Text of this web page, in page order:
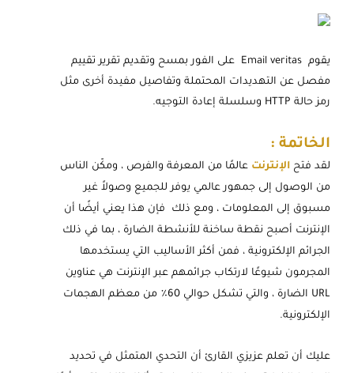
يقوم Email veritas على الفور بمسح وتقديم تقرير تقييم
مفصل عن التهديدات المحتملة وتفاصيل مفيدة أخرى مثل
رمز حالة HTTP وسلسلة إعادة التوجيه.
الخاتمة :
لقد فتح الإنترنت عالمًا من المعرفة والفرص ، ومكّن الناس
من الوصول إلى جمهور عالمي يوفر للجميع وصولاً غير
مسبوق إلى المعلومات ، ومع ذلك فإن هذا يعني أيضًا أن
الإنترنت أصبح نقطة ساخنة للأنشطة الضارة ، بما في ذلك
الجرائم الإلكترونية ، فمن أكثر الأساليب التي يستخدمها
المجرمون شيوعًا لارتكاب جرائمهم عبر الإنترنت هي عناوين
URL الضارة ، والتي تشكل حوالي 60٪ من معظم الهجمات
الإلكترونية.
عليك أن تعلم عزيزي القارئ أن التحدي المتمثل في تحديد